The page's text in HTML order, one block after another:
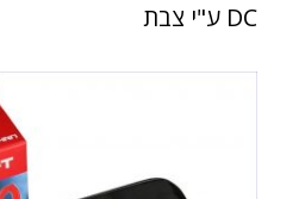
DC ע"י צבת